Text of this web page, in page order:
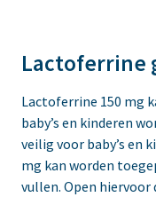
Lactoferrine
Lactoferrine 150 mg
baby’s en kinderen
veilig voor baby’s en
mg kan worden
vullen. Open hiervoor